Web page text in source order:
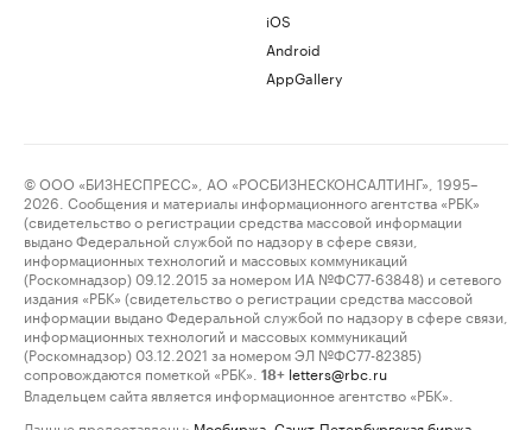
iOS
Android
AppGallery
© ООО «БИЗНЕСПРЕСС», АО «РОСБИЗНЕСКОНСАЛТИНГ», 1995–
2026. Сообщения и материалы информационного агентства «РБК»
(свидетельство о регистрации средства массовой информации
выдано Федеральной службой по надзору в сфере связи,
информационных технологий и массовых коммуникаций
(Роскомнадзор) 09.12.2015 за номером ИА №ФС77-63848) и сетевого
издания «РБК» (свидетельство о регистрации средства массовой
информации выдано Федеральной службой по надзору в сфере связи,
информационных технологий и массовых коммуникаций
(Роскомнадзор) 03.12.2021 за номером ЭЛ №ФС77-82385)
сопровождаются пометкой «РБК».
18+ letters@rbc.ru
Владельцем сайта является информационное агентство «РБК».